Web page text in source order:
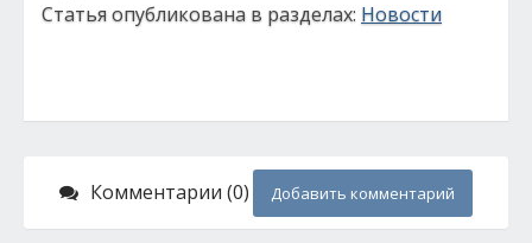
Статья опубликована в разделах: Новости
Комментарии (0) Добавить комментарий